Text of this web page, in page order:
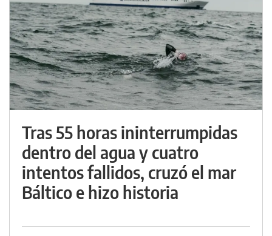
Tras 55 horas ininterrumpidas
dentro del agua y cuatro
intentos fallidos, cruzó el mar
Báltico e hizo historia